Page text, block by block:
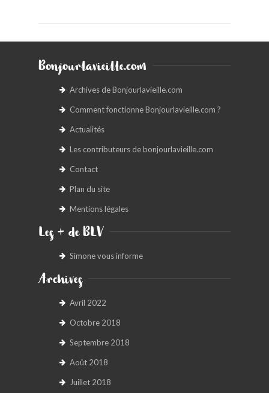
Bonjourlavieille.com
Archives de Bonjourlavieille.com
Comment fonctionne Bonjourlavieille.com ?
Actualités
Les contributeurs de bonjourlavieille.com
Contact
Plan du site
Mentions légales
Les + de BLV
Simone vous informe
Archives
Avril 2022
Octobre 2018
Septembre 2018
Août 2018
Juillet 2018